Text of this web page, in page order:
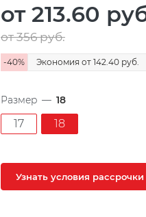
от 213.60
от 356руб.
-40% Экономия от 142.40 руб.
Размер — 18
17 18
Узнать условия